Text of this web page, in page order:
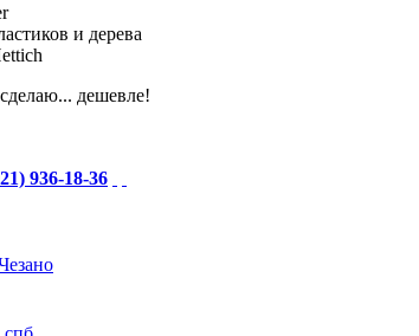
и дерева
дешевле!
936-18-36